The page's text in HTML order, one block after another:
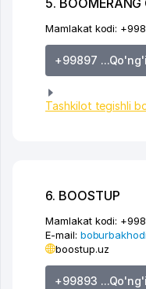
Mamlakat kodi: +998
+99897
Tashkilot tegishli
6. BOOSTUP
Mamlakat kodi: +998
E-mail:
boostup.uz
+99893